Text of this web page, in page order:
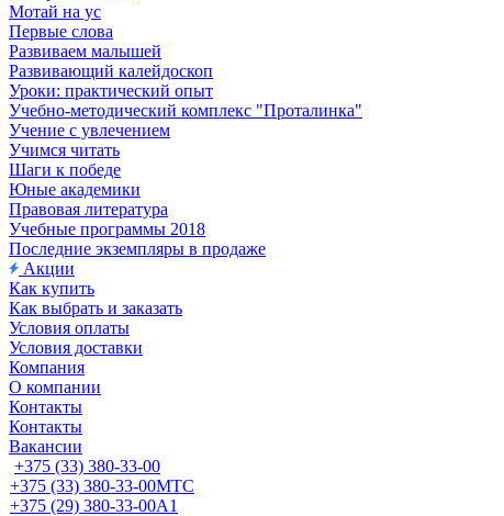
Мотай на ус
Первые слова
Развиваем малышей
Развивающий калейдоскоп
Уроки: практический опыт
Учебно-методический комплекс "Проталинка"
Учение с увлечением
Учимся читать
Шаги к победе
Юные академики
Правовая литература
Учебные программы 2018
Последние экземпляры в продаже
Акции
Как купить
Как выбрать и заказать
Условия оплаты
Условия доставки
Компания
О компании
Контакты
Контакты
Вакансии
+375 (33) 380-33-00
+375 (33) 380-33-00МТС
+375 (29) 380-33-00А1